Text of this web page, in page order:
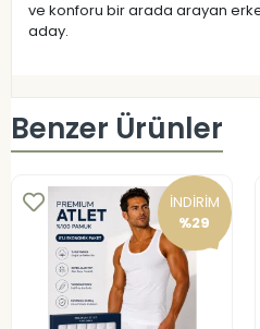
ve konforu bir arada arayan
aday.
Benzer Ürünler
İNDİRİM
%29